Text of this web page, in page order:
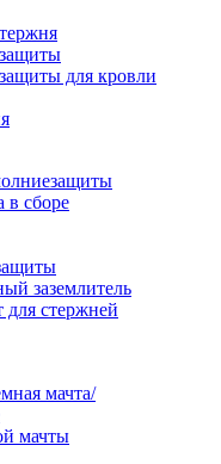
для кровли
в сборе
заземлитель
стержней
мачта/
мачты